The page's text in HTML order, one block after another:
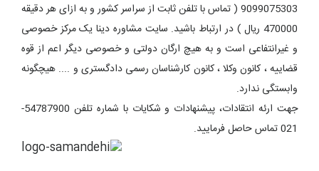
9099075303 ( تماس با تلفن ثابت از سراسر کشور و به ازای هر دقیقه
470000 ریال ) در ارتباط باشید. سایت مشاوره دینا یک مرکز خصوصی
و غیرانتفاعی است و به هیچ ارگان دولتی و خصوصی دیگر اعم از قوه
قضاییه ، کانون وکلا ، کانون کارشناسان رسمی دادگستری و .... هیچگونه
وابستگی ندارد.
جهت ارئه انتقادات، پیشنهادات و شکایات با شماره تلفن 54787900-
021 تماس حاصل فرمایید.